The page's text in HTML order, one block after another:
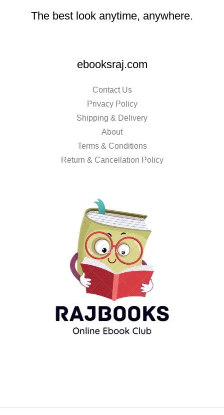
The best look anytime, anywhere.
ebooksraj.com
Contact Us
Privacy Policy
Shipping & Delivery
About
Terms & Conditions
Return & Cancellation Policy